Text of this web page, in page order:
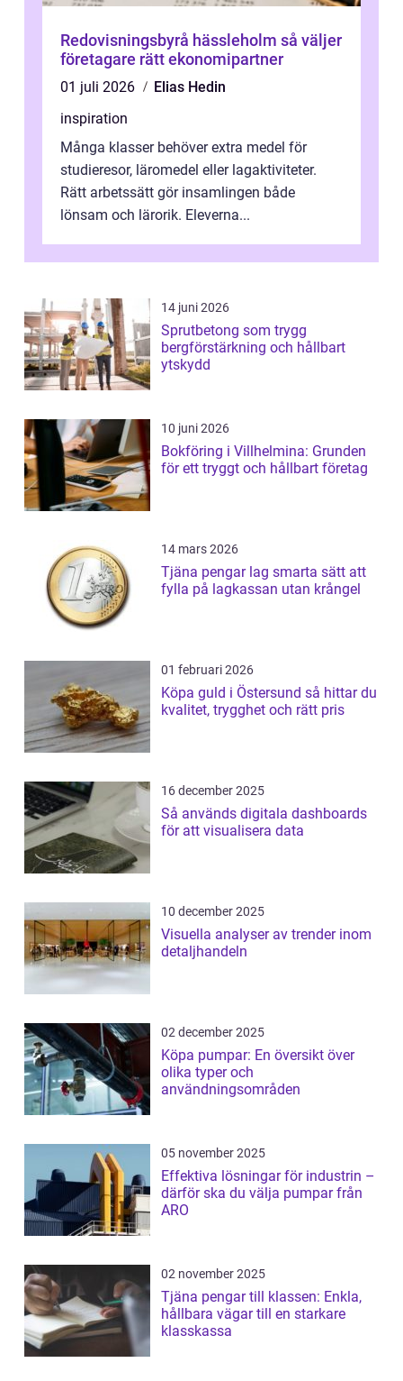
Redovisningsbyrå hässleholm så väljer
företagare rätt ekonomipartner
01 juli 2026
Elias Hedin
inspiration
Många klasser behöver extra medel för
studieresor, läromedel eller lagaktiviteter.
Rätt arbetssätt gör insamlingen både
lönsam och lärorik. Eleverna...
14 juni 2026
Sprutbetong som trygg
bergförstärkning och hållbart
ytskydd
10 juni 2026
Bokföring i Villhelmina: Grunden
för ett tryggt och hållbart företag
14 mars 2026
Tjäna pengar lag smarta sätt att
fylla på lagkassan utan krångel
01 februari 2026
Köpa guld i Östersund så hittar du
kvalitet, trygghet och rätt pris
16 december 2025
Så används digitala dashboards
för att visualisera data
10 december 2025
Visuella analyser av trender inom
detaljhandeln
02 december 2025
Köpa pumpar: En översikt över
olika typer och
användningsområden
05 november 2025
Effektiva lösningar för industrin –
därför ska du välja pumpar från
ARO
02 november 2025
Tjäna pengar till klassen: Enkla,
hållbara vägar till en starkare
klasskassa